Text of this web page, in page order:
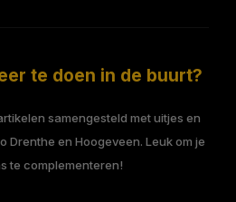
te doen in de buurt?
samengesteld met uitjes en
Drenthe en Hoogeveen. Leuk om je
te complementeren!